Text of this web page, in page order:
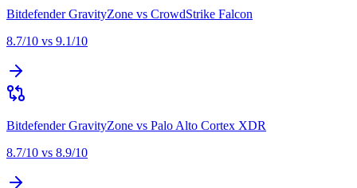
Bitdefender GravityZone vs CrowdStrike Falcon
8.7/10 vs 9.1/10
Bitdefender GravityZone vs Palo Alto Cortex XDR
8.7/10 vs 8.9/10